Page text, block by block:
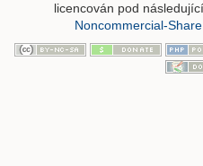
licencován pod
Noncommercial-